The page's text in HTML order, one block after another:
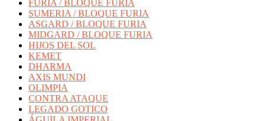
FURIA / BLOQUE FURIA
SUMERIA / BLOQUE FURIA
ASGARD / BLOQUE FURIA
MIDGARD / BLOQUE FURIA
HIJOS DEL SOL
KEMET
DHARMA
AXIS MUNDI
OLIMPIA
CONTRA ATAQUE
LEGADO GOTICO